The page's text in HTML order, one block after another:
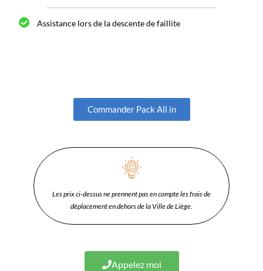
Assistance lors de la descente de faillite
Commander Pack All in
Les prix ci-dessus ne prennent pas en compte les frais de
déplacement en dehors de la Ville de Liège.
Appelez moi